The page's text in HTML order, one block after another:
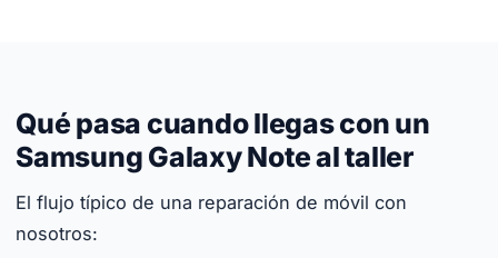
Qué pasa cuando llegas con un
Samsung Galaxy Note al taller
El flujo típico de una reparación de móvil con
nosotros: